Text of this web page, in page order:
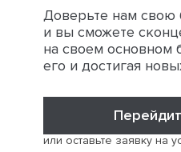
Доверьте нам свою
и вы сможете
на своем основном
его и достигая
или оставьте заявку на